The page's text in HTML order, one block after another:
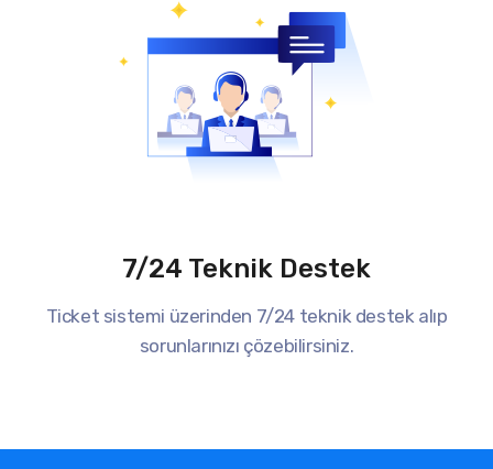
7/24 Teknik Destek
Ticket sistemi üzerinden 7/24 teknik destek alıp
sorunlarınızı çözebilirsiniz.